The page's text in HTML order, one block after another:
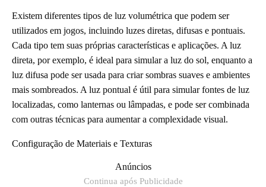
Existem diferentes tipos de luz volumétrica que podem ser
utilizados em jogos, incluindo luzes diretas, difusas e pontuais.
Cada tipo tem suas próprias características e aplicações. A luz
direta, por exemplo, é ideal para simular a luz do sol, enquanto a
luz difusa pode ser usada para criar sombras suaves e ambientes
mais sombreados. A luz pontual é útil para simular fontes de luz
localizadas, como lanternas ou lâmpadas, e pode ser combinada
com outras técnicas para aumentar a complexidade visual.
Configuração de Materiais e Texturas
Anúncios
Continua após Publicidade